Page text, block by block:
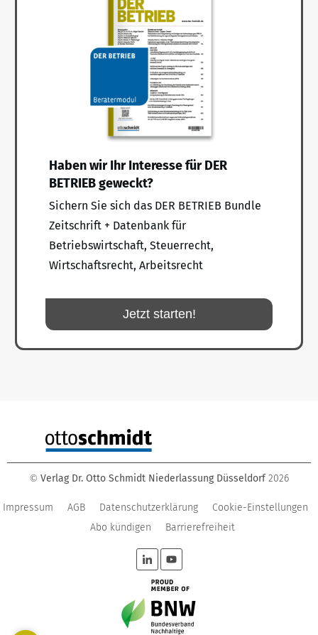
Haben wir Ihr Interesse für DER
BETRIEB geweckt?
Sichern Sie sich das DER BETRIEB Bundle
Zeitschrift + Datenbank für
Betriebswirtschaft, Steuerrecht,
Wirtschaftsrecht, Arbeitsrecht
Jetzt starten!
© Verlag Dr. Otto Schmidt Niederlassung Düsseldorf 2026
Impressum AGB Datenschutzerklärung
Cookie-Einstellungen
Abo kündigen
Barrierefreiheit